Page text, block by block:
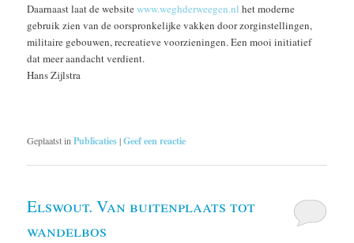
Daarnaast laat de websitewww.weghderweegen.nl het moderne
gebruik zien van de oorspronkelijke vakken door zorginstellingen,
militaire gebouwen, recreatieve voorzieningen. Een mooi initiatief
dat meer aandacht verdient.
Hans Zijlstra
Geplaatst in Publicaties|Geef een reactie
Elswout. Van buitenplaats tot
wandelbos